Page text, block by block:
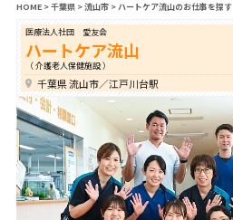
HOME>千葉県>流山市>ハートケア流山のお仕事を探す
医療法人社団 愛友会
ハートケア流山
（ 介護老人保健施設 ）
千葉県 流山市／江戸川台駅